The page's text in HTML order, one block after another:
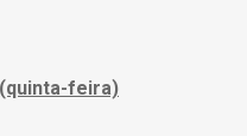
feira)